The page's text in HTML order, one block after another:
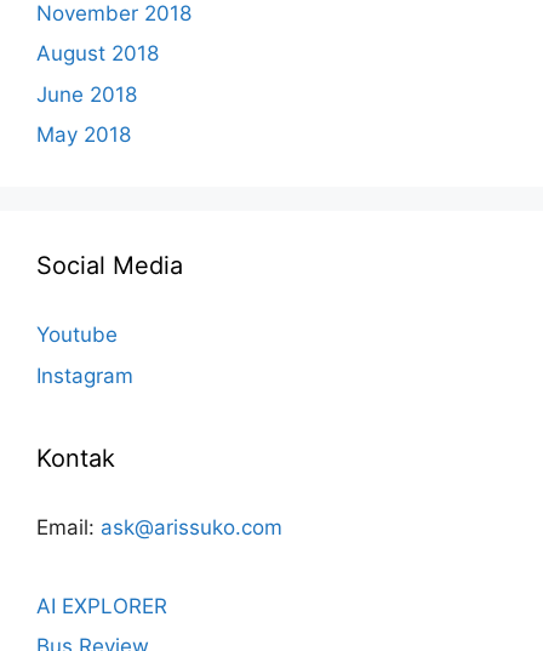
November 2018
August 2018
June 2018
May 2018
Social Media
Youtube
Instagram
Kontak
Email: ask@arissuko.com
AI EXPLORER
Bus Review